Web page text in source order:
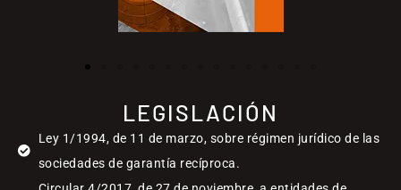
LEGISLACIÓN
Ley 1/1994, de 11 de marzo, sobre régimen jurídico de las
sociedades de garantía recíproca.